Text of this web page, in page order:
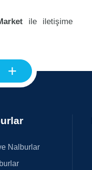
ile iletişime
+
Nalburlar